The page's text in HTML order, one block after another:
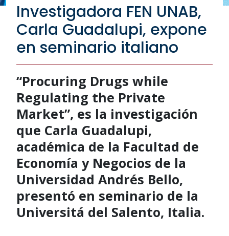
Investigadora FEN UNAB,
Carla Guadalupi, expone
en seminario italiano
“Procuring Drugs while
Regulating the Private
Market”, es la investigación
que Carla Guadalupi,
académica de la Facultad de
Economía y Negocios de la
Universidad Andrés Bello,
presentó en seminario de la
Universitá del Salento, Italia.